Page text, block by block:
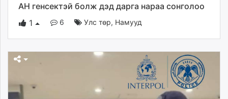
АН генсектэй болж дэд дарга нараа сонголоо
1
6 Улс төр, Намууд